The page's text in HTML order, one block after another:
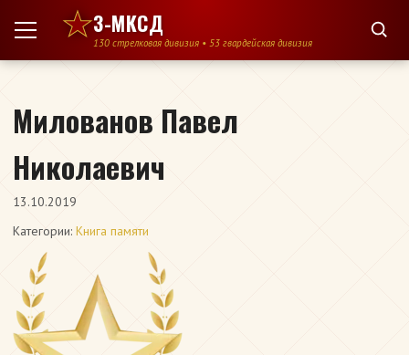
Перейти к содержимому
3-МКСД
130 стрелковая дивизия • 53 гвардейская дивизия
Милованов Павел
Николаевич
13.10.2019
Категории: Книга памяти